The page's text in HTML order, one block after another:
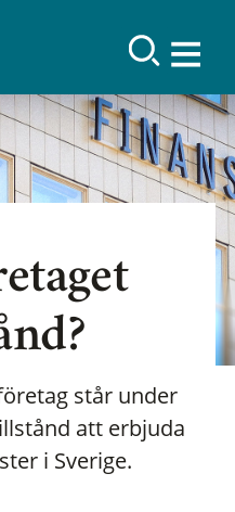
står under
att erbjuda
i Sverige.